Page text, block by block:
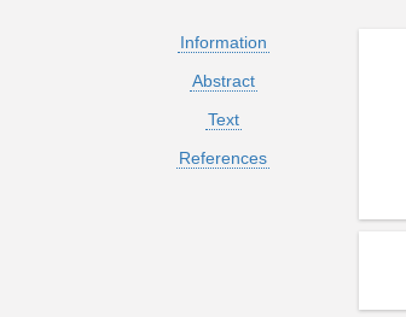
Information
Abstract
Text
References